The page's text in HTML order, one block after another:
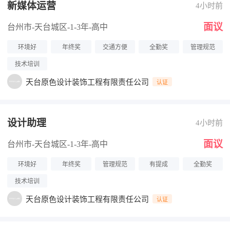
新媒体运营 4小时前
台州市-天台城区-1-3年-高中 面议
环境好 年终奖 交通方便 全勤奖 管理规范
技术培训
天台原色设计装饰工程有限责任公司 认证
设计助理 4小时前
台州市-天台城区-1-3年-高中 面议
环境好 年终奖 管理规范 有提成 全勤奖
技术培训
天台原色设计装饰工程有限责任公司 认证